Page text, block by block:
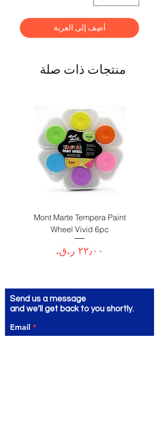
أضِف إلى العربة
منتجات ذات صلة
Mont Marte Tempera Paint
Wheel Vivid 6pc
السعر
Send us a message
and we’ll get back to you shortly.
Email